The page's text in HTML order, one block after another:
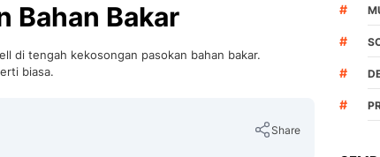
Bahan Bakar
di tengah kekosongan pasokan bahan bakar.
biasa.
Share
#
#
#
#